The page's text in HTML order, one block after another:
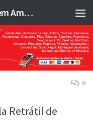
Jean Fabio - Marido de Aluguel em Americana SP e região - JFMA
0
Retrátil de